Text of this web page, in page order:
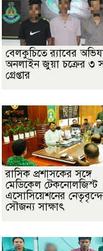
বেলকুচিতে র‌্যাবের
অনলাইন জুয়া চক্রের ৩
গ্রেপ্তার
​রাসিক প্রশাসকের সঙ্গে
মেডিকেল টেকনোলজিস্ট
এসোসিয়েশনের
সৌজন্য সাক্ষাৎ